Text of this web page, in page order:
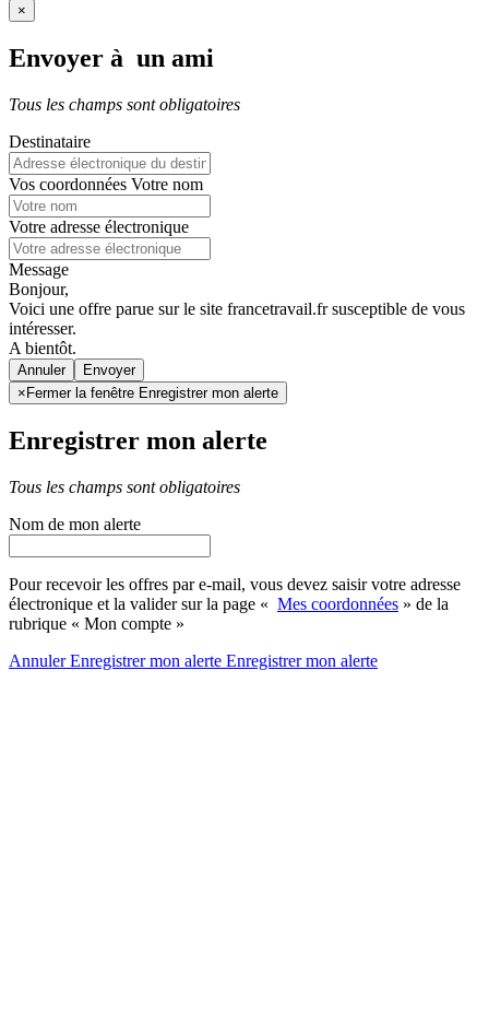
×
Envoyer à un ami
Tous les champs sont obligatoires
Destinataire
Vos coordonnées Votre nom
Votre adresse électronique
Message
Bonjour,
Voici une offre parue sur le site francetravail.fr susceptible de vous
intéresser.
A bientôt.
Annuler
× Fermer la fenêtre Enregistrer mon alerte
Enregistrer mon alerte
Tous les champs sont obligatoires
Nom de mon alerte
Pour recevoir les offres par e-mail, vous devez saisir votre adresse
électronique et la valider sur la page « Mes coordonnées » de la
rubrique « Mon compte »
AnnulerEnregistrer mon alerte Enregistrermon alerte